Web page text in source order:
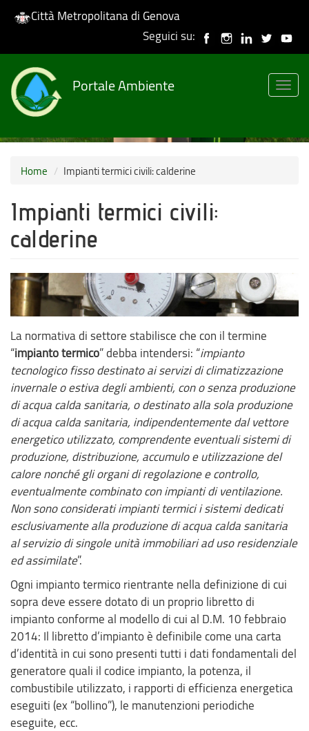
Skip
main
content
Città Metropolitana di Genova
Seguici su:
Portale Ambiente
Home Impianti termici civili: calderine
Impianti termici civili:
calderine
La normativa di settore stabilisce che con il termine
“impianto termico” debba intendersi: “impianto
tecnologico fisso destinato ai servizi di climatizzazione
invernale o estiva degli ambienti, con o senza produzione
di acqua calda sanitaria, o destinato alla sola produzione
di acqua calda sanitaria, indipendentemente dal vettore
energetico utilizzato, comprendente eventuali sistemi di
produzione, distribuzione, accumulo e utilizzazione del
calore nonché gli organi di regolazione e controllo,
eventualmente combinato con impianti di ventilazione.
Non sono considerati impianti termici i sistemi dedicati
esclusivamente alla produzione di acqua calda sanitaria
al servizio di singole unità immobiliari ad uso residenziale
ed assimilate”.
Ogni impianto termico rientrante nella definizione di cui
sopra deve essere dotato di un proprio libretto di
impianto conforme al modello di cui al D.M. 10 febbraio
2014: Il libretto d’impianto è definibile come una carta
d’identità in cui sono presenti tutti i dati fondamentali del
generatore quali il codice impianto, la potenza, il
combustibile utilizzato, i rapporti di efficienza energetica
eseguiti (ex “bollino”), le manutenzioni periodiche
eseguite, ecc.